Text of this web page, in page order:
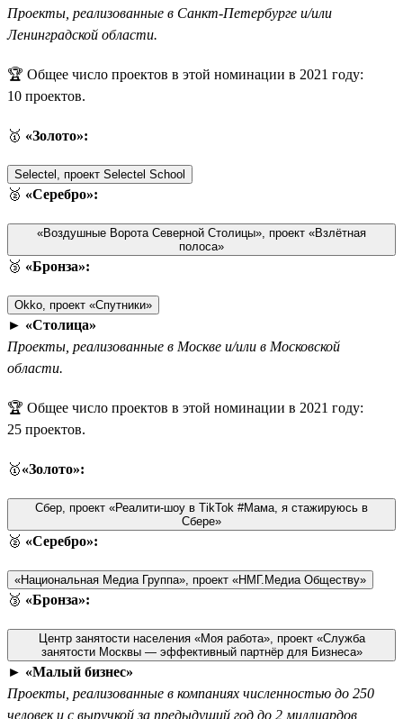
Проекты, реализованные в Санкт-Петербурге и/или
Ленинградской области.
🏆 Общее число проектов в этой номинации в 2021 году:
10 проектов.
🥇 «Золото»:
Selectel, проект Selectel School
🥈 «Серебро»:
«Воздушные Ворота Северной Столицы», проект «Взлётная
полоса»
🥉 «Бронза»:
Okko, проект «Спутники»
► «Столица»
Проекты, реализованные в Москве и/или в Московской
области.
🏆 Общее число проектов в этой номинации в 2021 году:
25 проектов.
🥇«Золото»:
Сбер, проект «Реалити-шоу в TikTok #Мама, я стажируюсь в
Сбере»
🥈 «Серебро»:
«Национальная Медиа Группа», проект «НМГ.Медиа Обществу»
🥉 «Бронза»:
Центр занятости населения «Моя работа», проект «Служба
занятости Москвы — эффективный партнёр для Бизнеса»
► «Малый бизнес»
Проекты, реализованные в компаниях численностью до 250
человек и с выручкой за предыдущий год до 2 миллиардов